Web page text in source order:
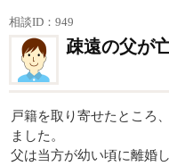
相談ID：949
疎遠の父が
戸籍を取り寄せたところ
ました。
父は当方が幼い頃に離婚